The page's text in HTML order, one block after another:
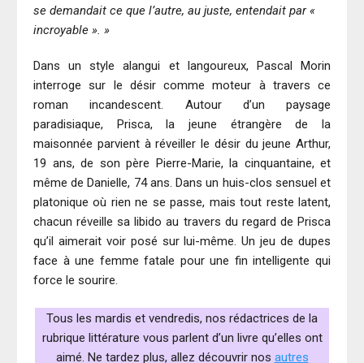
se demandait ce que l’autre, au juste, entendait par «
incroyable ». »
Dans un style alangui et langoureux, Pascal Morin
interroge sur le désir comme moteur à travers ce
roman incandescent. Autour d’un paysage
paradisiaque, Prisca, la jeune étrangère de la
maisonnée parvient à réveiller le désir du jeune Arthur,
19 ans, de son père Pierre-Marie, la cinquantaine, et
même de Danielle, 74 ans. Dans un huis-clos sensuel et
platonique où rien ne se passe, mais tout reste latent,
chacun réveille sa libido au travers du regard de Prisca
qu’il aimerait voir posé sur lui-même. Un jeu de dupes
face à une femme fatale pour une fin intelligente qui
force le sourire.
Tous les mardis et vendredis, nos rédactrices de la
rubrique littérature vous parlent d’un livre qu’elles ont
aimé. Ne tardez plus, allez découvrir nos autres